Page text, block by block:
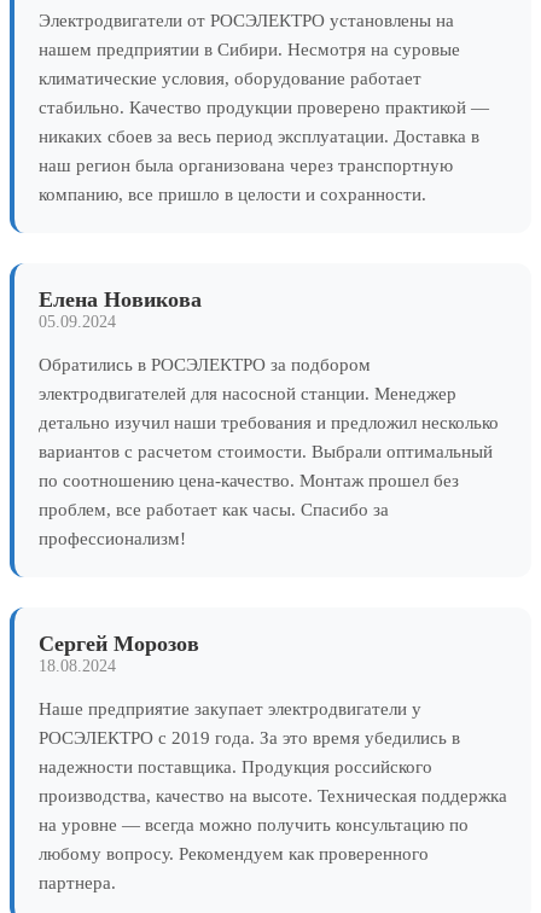
Электродвигатели от РОСЭЛЕКТРО установлены на
нашем предприятии в Сибири. Несмотря на суровые
климатические условия, оборудование работает
стабильно. Качество продукции проверено практикой —
никаких сбоев за весь период эксплуатации. Доставка в
наш регион была организована через транспортную
компанию, все пришло в целости и сохранности.
Елена Новикова
05.09.2024
Обратились в РОСЭЛЕКТРО за подбором
электродвигателей для насосной станции. Менеджер
детально изучил наши требования и предложил несколько
вариантов с расчетом стоимости. Выбрали оптимальный
по соотношению цена-качество. Монтаж прошел без
проблем, все работает как часы. Спасибо за
профессионализм!
Сергей Морозов
18.08.2024
Наше предприятие закупает электродвигатели у
РОСЭЛЕКТРО с 2019 года. За это время убедились в
надежности поставщика. Продукция российского
производства, качество на высоте. Техническая поддержка
на уровне — всегда можно получить консультацию по
любому вопросу. Рекомендуем как проверенного
партнера.